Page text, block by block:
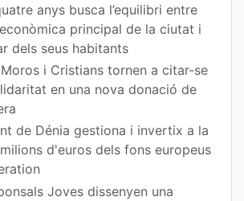
anys busca l’equilibri entre
principal de la ciutat i
dels seus habitants
i Cristians tornen a citar-se
en una nova donació de
de Dénia gestiona i invertix a la
d'euros dels fons europeus
Joves dissenyen una